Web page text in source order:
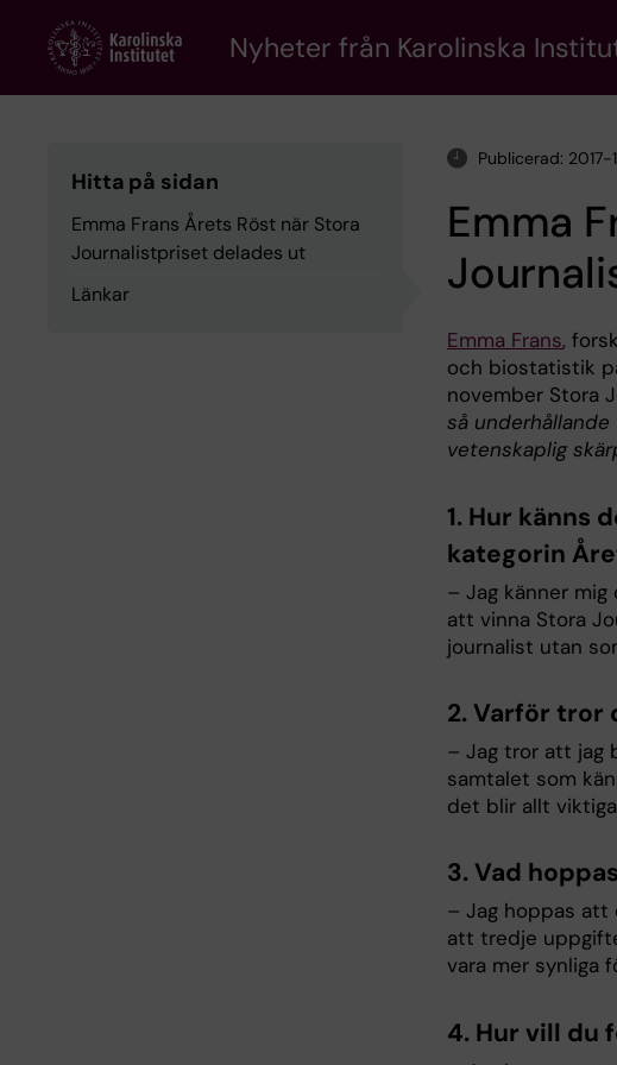
content
Nyheter från Karolinska
Hitta på sidan
Emma Frans Årets Röst när Stora
Journalistpriset delades ut
Länkar
Publicerad: 2017-
Emma
Emma Frans,
och biostatistik
november Stora
så
vetenskaplig
1. Hur känns
kategorin
– Jag känner
att vinna Stora
journalist utan
2. Varför tror
– Jag tror att jag
samtalet som
det blir allt
3. Vad
– Jag hoppas att
att tredje
vara mer synliga
4. Hur vill du